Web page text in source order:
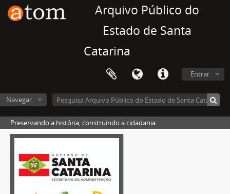
Arquivo Público do
Estado de Santa
Catarina
Entrar
Navegar
Preservando a história, construindo a cidadania